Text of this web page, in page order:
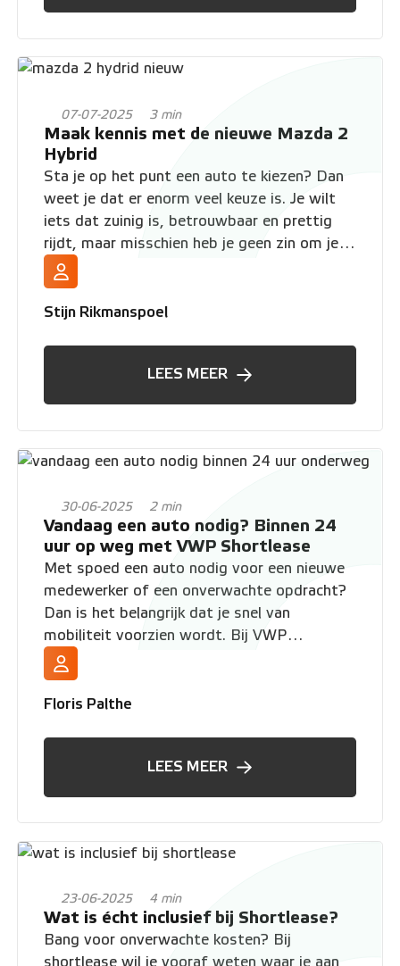
07-07-2025 3 min
Maak kennis met de nieuwe Mazda 2
Hybrid
Sta je op het punt een auto te kiezen? Dan
weet je dat er enorm veel keuze is. Je wilt
iets dat zuinig is, betrouwbaar en prettig
rijdt, maar misschien heb je geen zin om je
voor jaren vast te leggen. Herkenbaar? Dan
hebben we goed nieuws. Bij VWP Shortlease
zijn we altijd op zoek naar de slimste auto’s
topper gevonden: de Mazda 2 Hybrid.
Stijn Rikmanspoel
LEES MEER
30-06-2025 2 min
Vandaag een auto nodig? Binnen 24
uur op weg met VWP Shortlease
Met spoed een auto nodig voor een nieuwe
medewerker of een onverwachte opdracht?
Dan is het belangrijk dat je snel van
mobiliteit voorzien wordt. Bij VWP
Shortlease zorgen we dat uw bedrijf mobiel
blijft en u vaak al binnen 24 uur kunt rijden.
In deze blog ontdek je hoe wij dat doen.
Floris Palthe
LEES MEER
23-06-2025 4 min
Wat is écht inclusief bij Shortlease?
Bang voor onverwachte kosten? Bij
shortlease wil je vooraf weten waar je aan